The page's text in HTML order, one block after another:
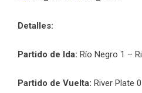
Detalles:
Partido de Ida: Río Negro 1 –
Partido de Vuelta: River Plate